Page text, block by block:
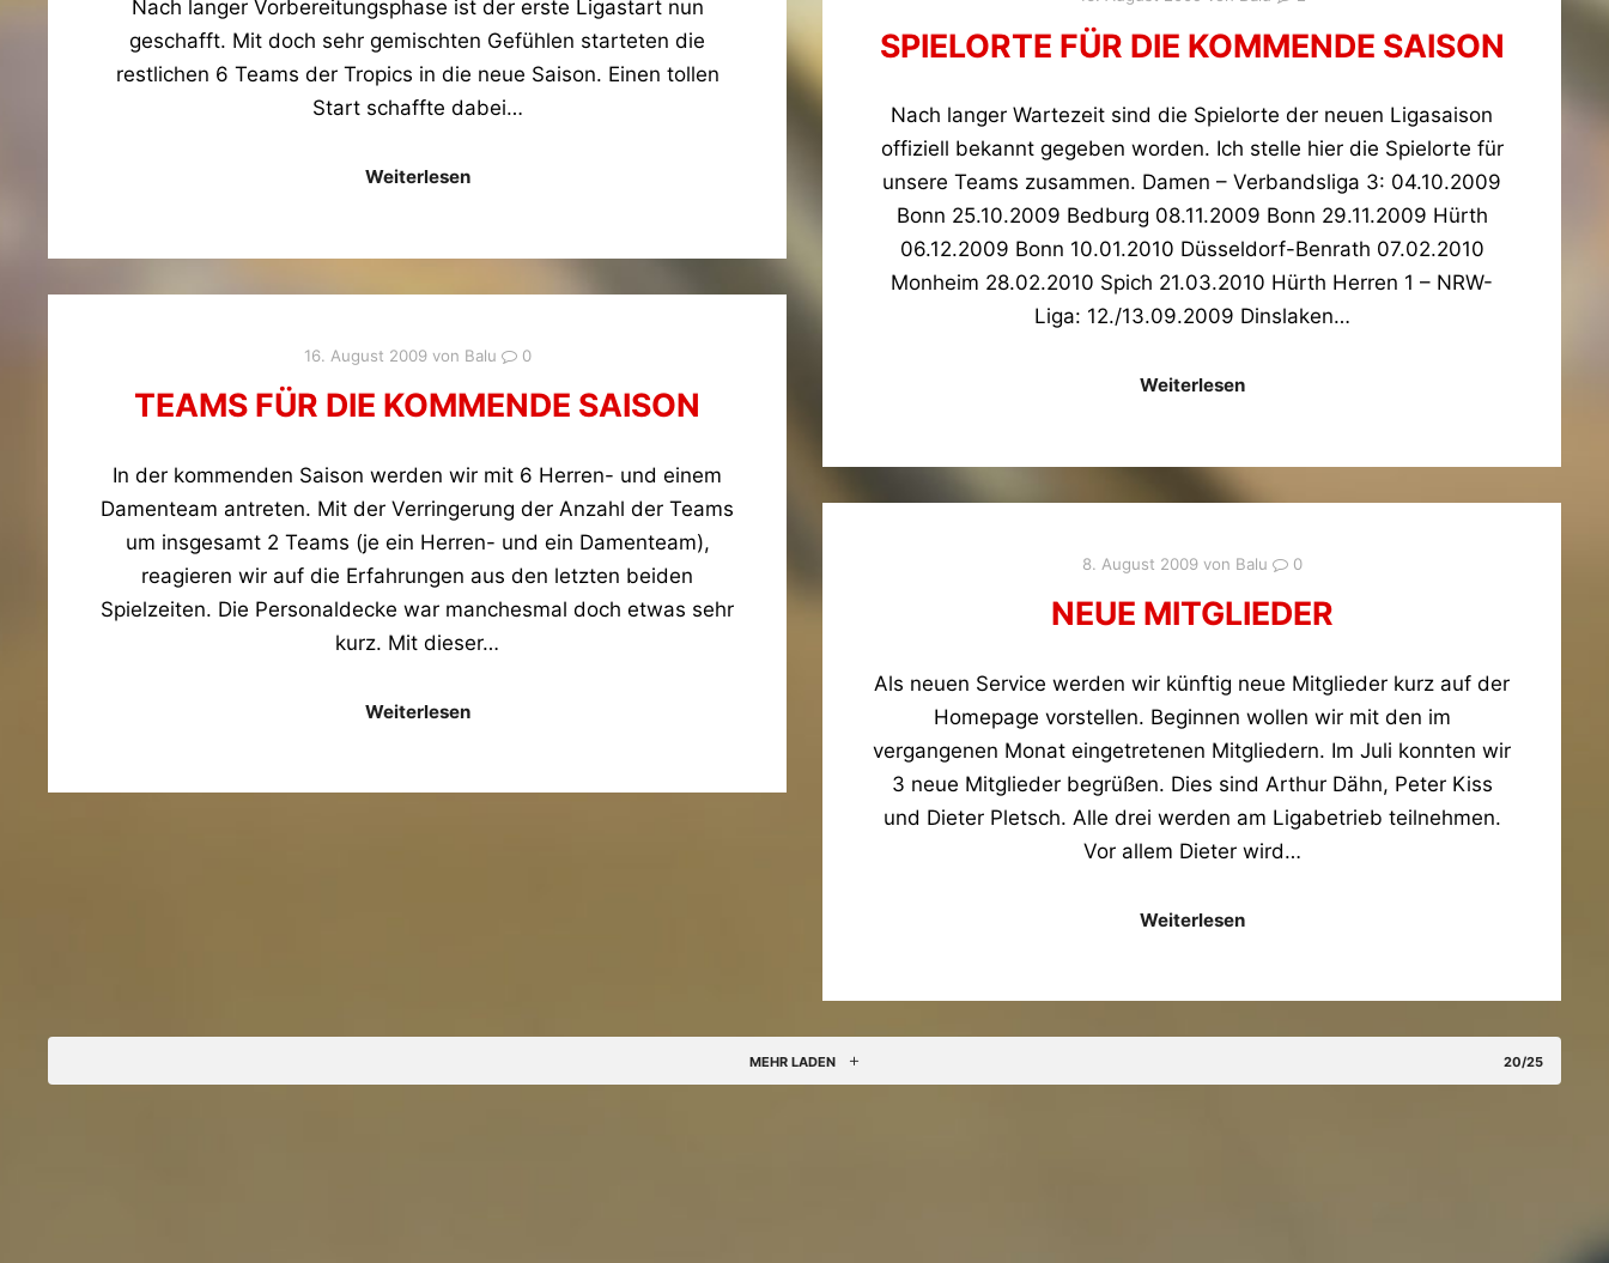
Nach langer Vorbereitungsphase ist der erste Ligastart nun
geschafft. Mit doch sehr gemischten Gefühlen starteten die
restlichen 6 Teams der Tropics in die neue Saison. Einen tollen
Start schaffte dabei…
Weiterlesen
SPIELORTE FÜR DIE KOMMENDE SAISON
Nach langer Wartezeit sind die Spielorte der neuen Ligasaison
offiziell bekannt gegeben worden. Ich stelle hier die Spielorte für
unsere Teams zusammen. Damen – Verbandsliga 3: 04.10.2009
Bonn 25.10.2009 Bedburg 08.11.2009 Bonn 29.11.2009 Hürth
06.12.2009 Bonn 10.01.2010 Düsseldorf-Benrath 07.02.2010
Monheim 28.02.2010 Spich 21.03.2010 Hürth Herren 1 – NRW-
Liga: 12./13.09.2009 Dinslaken…
Weiterlesen
16. August 2009von Balu 0
TEAMS FÜR DIE KOMMENDE SAISON
In der kommenden Saison werden wir mit 6 Herren- und einem
Damenteam antreten. Mit der Verringerung der Anzahl der Teams
um insgesamt 2 Teams (je ein Herren- und ein Damenteam),
reagieren wir auf die Erfahrungen aus den letzten beiden
Spielzeiten. Die Personaldecke war manchesmal doch etwas sehr
kurz. Mit dieser…
Weiterlesen
8. August 2009von Balu 0
NEUE MITGLIEDER
Als neuen Service werden wir künftig neue Mitglieder kurz auf der
Homepage vorstellen. Beginnen wollen wir mit den im
vergangenen Monat eingetretenen Mitgliedern. Im Juli konnten wir
3 neue Mitglieder begrüßen. Dies sind Arthur Dähn, Peter Kiss
und Dieter Pletsch. Alle drei werden am Ligabetrieb teilnehmen.
Vor allem Dieter wird…
Weiterlesen
MEHR LADEN 20/25